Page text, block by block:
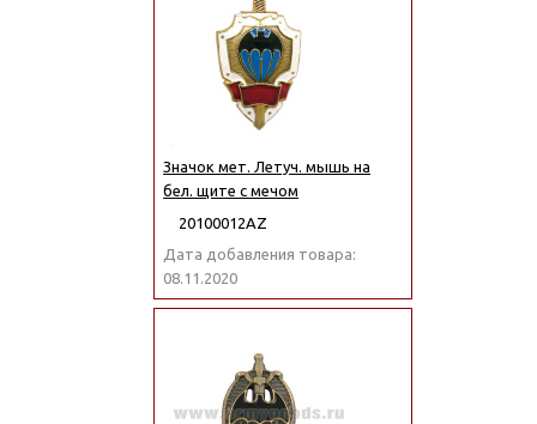
Значок мет. Летуч. мышь на
бел. щите с мечом
20100012АZ
Дата добавления товара:
08.11.2020